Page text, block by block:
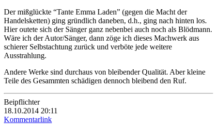
Der mißglückte “Tante Emma Laden” (gegen die Macht der
Handelsketten) ging gründlich daneben, d.h., ging nach hinten los.
Hier outete sich der Sänger ganz nebenbei auch noch als Blödmann.
Wäre ich der Autor/Sänger, dann zöge ich dieses Machwerk aus
schierer Selbstachtung zurück und verböte jede weitere
Ausstrahlung.
Andere Werke sind durchaus von bleibender Qualität. Aber kleine
Teile des Gesammten schädigen dennoch bleibend den Ruf.
Beipflichter
18.10.2014 20:11
Kommentarlink